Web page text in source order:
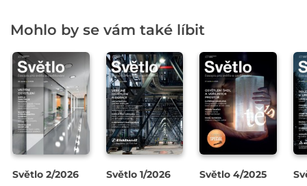
Mohlo by se vám také líbit
Světlo 2/2026 Světlo 1/2026 Světlo 4/2025